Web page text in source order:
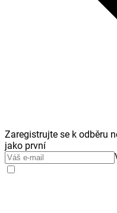
Zaregistrujte se k odběru
jako první